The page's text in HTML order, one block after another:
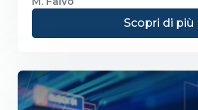
Società Digitale
Scopri di più